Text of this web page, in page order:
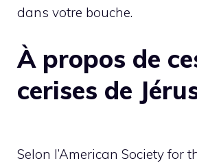
dans votre bouche.
À propos de
cerises de
Selon l’American Society for